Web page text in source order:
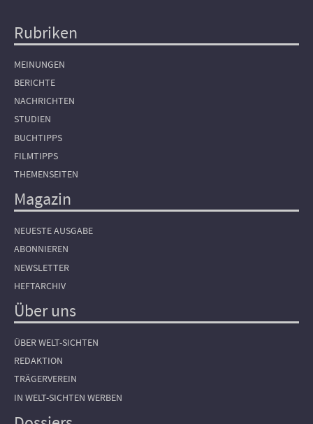
Hauptnavigation
Rubriken
MEINUNGEN
BERICHTE
NACHRICHTEN
STUDIEN
BUCHTIPPS
FILMTIPPS
THEMENSEITEN
Magazin
NEUESTE AUSGABE
ABONNIEREN
NEWSLETTER
HEFTARCHIV
Über uns
ÜBER WELT-SICHTEN
REDAKTION
TRÄGERVEREIN
IN WELT-SICHTEN WERBEN